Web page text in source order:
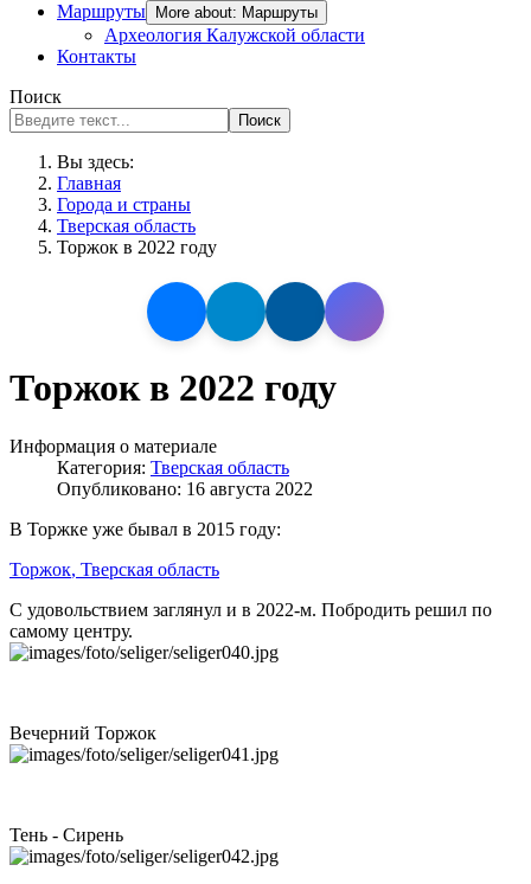
Маршруты
More about: Маршруты
Археология Калужской области
Контакты
Поиск
Поиск
Вы здесь:
Главная
Города и страны
Тверская область
Торжок в 2022 году
Торжок в 2022 году
Информация о материале
Категория: Тверская область
Опубликовано: 16 августа 2022
В Торжке уже бывал в 2015 году:
Торжок, Тверская область
С удовольствием заглянул и в 2022-м. Побродить решил по
самому центру.
Вечерний Торжок
Тень - Сирень